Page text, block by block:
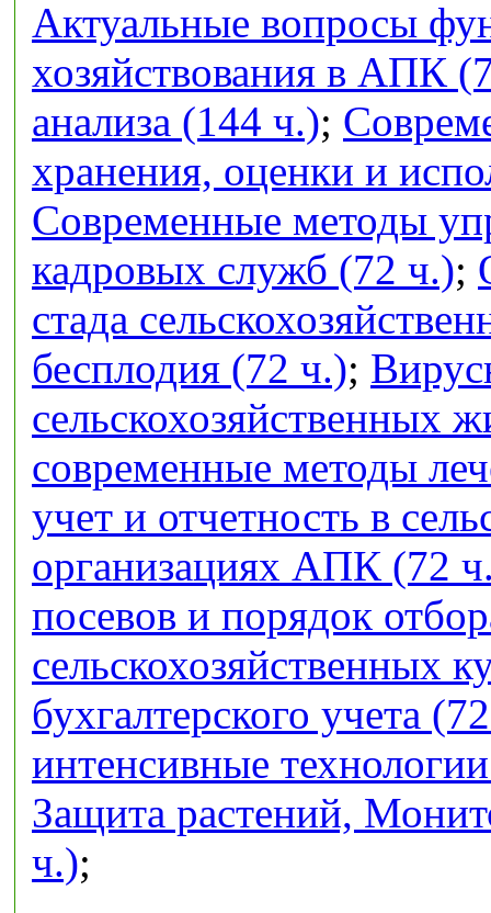
Актуальные вопросы
хозяйствования в АПК
анализа (144 ч.);
хранения, оценки и
Современные методы
кадровых служб (72 ч.);
стада
бесплодия (72 ч.);
сельскохозяйственных
современные методы
учет и отчетность в
организациях АПК (72
посевов и порядок
сельскохозяйственных
бухгалтерского учета
интенсивные
Защита растений,
ч.);